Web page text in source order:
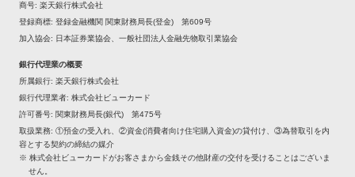
商号 楽天銀行株式会社
登録商標 登録金融機関 関東財務局長(登金) 第609号
加入協会
日本証券業協会、一般社団法人金融先物取引業協会
銀行代理業の概要
所属銀行 楽天銀行株式会社
銀行代理業者 株式会社ビューカード
許可番号
関東財務局長(銀代) 第475号
取扱業務 ①預金の受入れ、②資金(消費者向け住宅購入資金)の貸付け、③為替取引を内
容とする契約の締結の媒介
※ 株式会社ビューカードがお客さまから金銭その他財産の交付を受けることはございま
せん。